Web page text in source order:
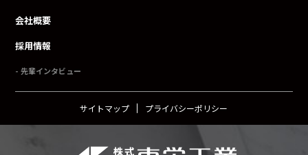
会社概要
採用情報
先輩インタビュー
サイトマップ プライバシーポリシー